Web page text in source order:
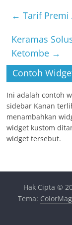
← Tarif Premi
Keramas
Ketombe →
Contoh
Ini adalah contoh
sidebar Kanan
menambahkan
widget kustom
widget tersebut.
Hak Cipta ©
Tema: ColorMag